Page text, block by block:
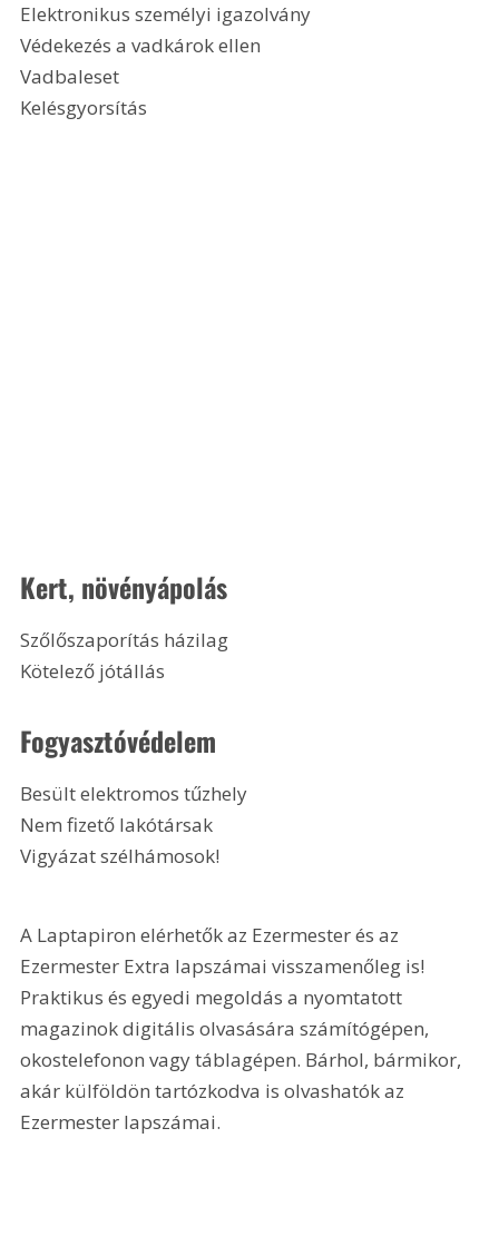
Elektronikus személyi igazolvány
Védekezés a vadkárok ellen
Vadbaleset
Kelésgyorsítás
Kert, növényápolás
Szőlőszaporítás házilag
Kötelező jótállás
Fogyasztóvédelem
Besült elektromos tűzhely
Nem fizető lakótársak
Vigyázat szélhámosok!
A Laptapiron elérhetők az Ezermester és az
Ezermester Extra lapszámai visszamenőleg is!
Praktikus és egyedi megoldás a nyomtatott
magazinok digitális olvasására számítógépen,
okostelefonon vagy táblagépen. Bárhol, bármikor,
akár külföldön tartózkodva is olvashatók az
Ezermester lapszámai.